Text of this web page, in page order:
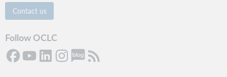
Contact us
Follow OCLC